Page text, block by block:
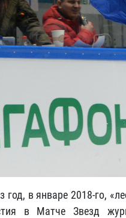
год, в январе 2018-го,
в Матче Звезд